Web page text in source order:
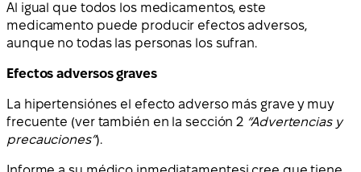
Al igual que todos los medicamentos, este
medicamento puede producir efectos adversos,
aunque no todas las personas los sufran.
Efectos adversos graves
La hipertensiónes el efecto adverso más grave y muy
frecuente (ver también en la sección 2 “Advertencias y
precauciones”).